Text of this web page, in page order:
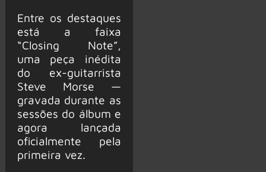
Entre os destaques
está a faixa
“Closing Note”,
uma peça inédita
do ex-guitarrista
Steve Morse —
gravada durante as
sessões do álbum e
agora lançada
oficialmente pela
primeira vez.